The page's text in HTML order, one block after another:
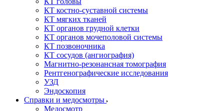
КТ костно-суставной системы
КТ мягких тканей
КТ органов грудной клетки
КТ органов мочеполовой системы
КТ позвоночника
КТ сосудов (ангиография)
Магнитно-резонансная томография
Рентгенографические исследования
УЗД
Эндоскопия
Справки и медосмотры
Медосмотр